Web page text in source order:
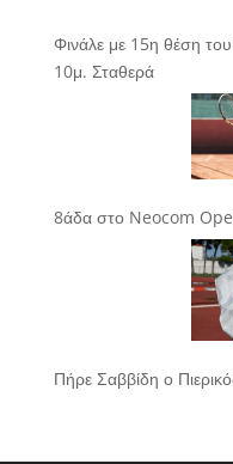
Φινάλε με 15η θέση
10μ. Σταθερά
8άδα στο Neocom
Πήρε Σαββίδη ο